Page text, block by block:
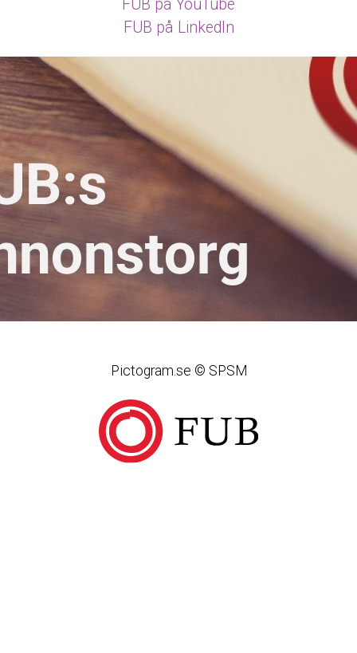
FUB på YouTube
FUB på LinkedIn
Pictogram.se © SPSM